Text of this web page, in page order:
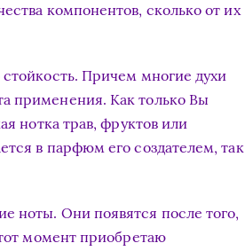
компонентов, сколько от их
Причем многие духи
применения. Как только Вы
нотка трав, фруктов или
в парфюм его создателем, так
ноты. Они появятся после того,
момент приобретаю